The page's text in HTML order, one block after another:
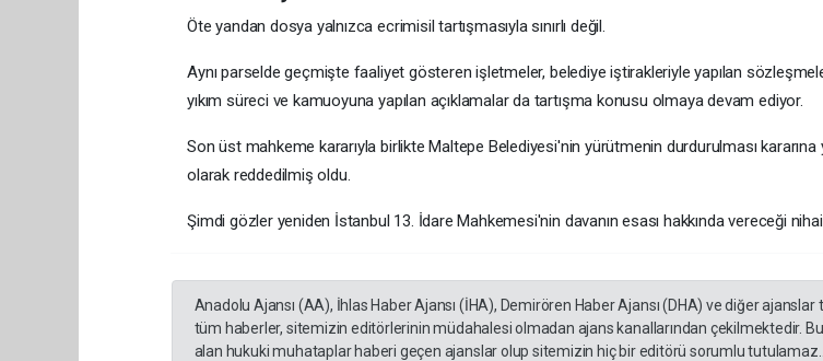
Öte yandan dosya yalnızca ecrimisil tartışmasıyla sınırlı değil.
Aynı parselde geçmişte faaliyet gösteren işletmeler, belediye iştirakleriyle yapılan
yıkım süreci ve kamuoyuna yapılan açıklamalar da tartışma konusu olmaya devam ediyor.
Son üst mahkeme kararıyla birlikte Maltepe Belediyesi'nin yürütmenin durdurulması kararına
olarak reddedilmiş oldu.
Şimdi gözler yeniden İstanbul 13. İdare Mahkemesi'nin davanın esası hakkında vereceği
Anadolu Ajansı (AA), İhlas Haber Ajansı (İHA), Demirören Haber Ajansı (DHA) ve diğer ajanslar
tüm haberler, sitemizin editörlerinin müdahalesi olmadan ajans kanallarından çekilmektedir.
alan hukuki muhataplar haberi geçen ajanslar olup sitemizin hiç bir editörü sorumlu tutulamaz...